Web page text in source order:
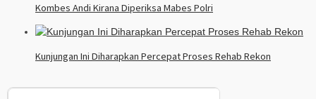
Kombes Andi Kirana Diperiksa Mabes Polri
Kunjungan Ini Diharapkan Percepat Proses Rehab Rekon